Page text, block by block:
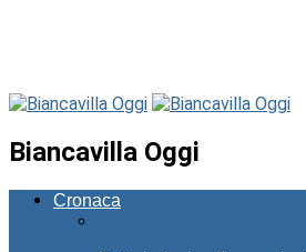
Biancavilla Oggi
Cronaca